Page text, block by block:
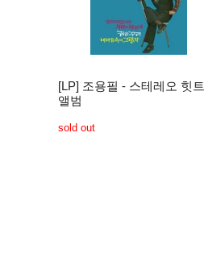
[LP] 조용필 - 스테레오 힛트
앨범
sold out